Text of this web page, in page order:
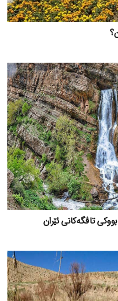
تاڤگەکانی ئێران